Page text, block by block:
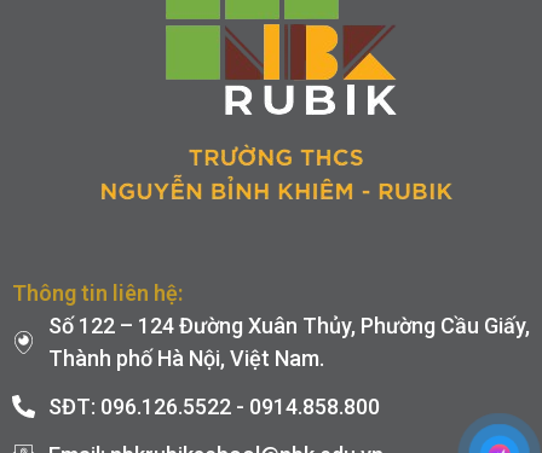
Thông tin liên hệ:
Số 122 – 124 Đường Xuân Thủy, Phường Cầu Giấy,
Thành phố Hà Nội, Việt Nam.
SĐT: 096.126.5522 - 0914.858.800